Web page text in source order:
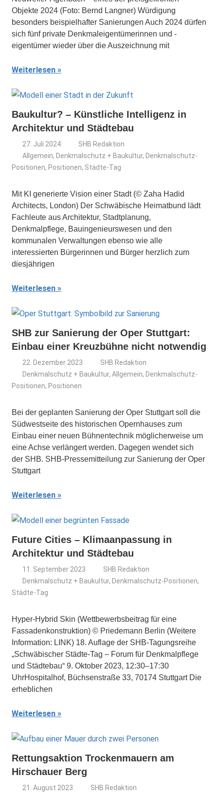
Objekte 2024 (Foto: Bernd Langner) Würdigung
besonders beispielhafter Sanierungen Auch 2024 dürfen
sich fünf private Denkmaleigentümerinnen und -
eigentümer wieder über die Auszeichnung mit
Weiterlesen
Baukultur? – Künstliche Intelligenz in
Architektur und Städtebau
27. Juli 2024
SHB Redaktion
Allgemein, Denkmalschutz + Baukultur, Denkmalschutz-
Positionen, Positionen, Städte-Tag
Mit KI generierte Vision einer Stadt (© Zaha Hadid
Architects, London) Der Schwäbische Heimatbund lädt
Fachleute aus Architektur, Stadtplanung,
Denkmalpflege, Bauingenieurswesen und den
kommunalen Verwaltungen ebenso wie alle
interessierten Bürgerinnen und Bürger herzlich zum
diesjährigen
Weiterlesen
SHB zur Sanierung der Oper Stuttgart:
Einbau einer Kreuzbühne nicht notwendig
22. Dezember 2023
SHB Redaktion
Denkmalschutz + Baukultur,Allgemein, Denkmalschutz-
Positionen, Positionen
Bei der geplanten Sanierung der Oper Stuttgart soll die
Südwestseite des historischen Opernhauses zum
Einbau einer neuen Bühnentechnik möglicherweise um
eine Achse verlängert werden. Dagegen wendet sich
der SHB. SHB-Pressemitteilung zur Sanierung der Oper
Stuttgart
Weiterlesen
Future Cities – Klimaanpassung in
Architektur und Städtebau
11. September 2023
SHB Redaktion
Denkmalschutz + Baukultur, Denkmalschutz-Positionen,
Städte-Tag
Hyper-Hybrid Skin (Wettbewerbsbeitrag für eine
Fassadenkonstruktion) © Priedemann Berlin (Weitere
Information: LINK) 18. Auflage der SHB-Tagungsreihe
„Schwäbischer Städte-Tag – Forum für Denkmalpflege
und Städtebau“ 9. Oktober 2023, 12:30–17:30
UhrHospitalhof, Büchsenstraße 33, 70174 Stuttgart Die
erheblichen
Weiterlesen
Rettungsaktion Trockenmauern am
Hirschauer Berg
21. August 2023
SHB Redaktion